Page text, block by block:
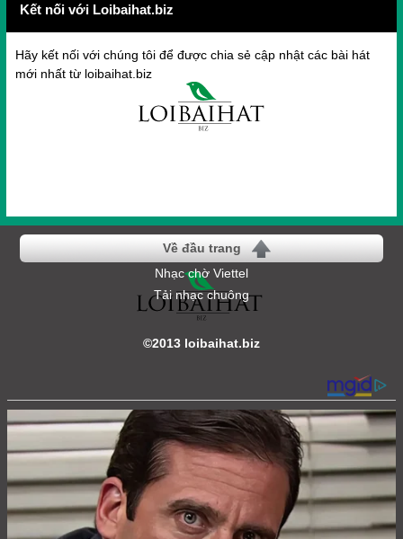
Kết nối với Loibaihat.biz
Hãy kết nối với chúng tôi để được chia sẻ cập nhật các bài hát
mới nhất từ loibaihat.biz
Về đầu trang
Nhạc chờ Viettel
Tải nhạc chuông
©2013 loibaihat.biz